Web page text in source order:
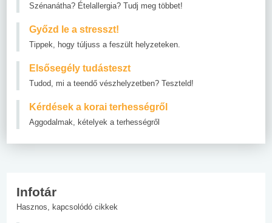
Szénanátha? Ételallergia? Tudj meg többet!
Győzd le a stresszt!
Tippek, hogy túljuss a feszült helyzeteken.
Elsősegély tudásteszt
Tudod, mi a teendő vészhelyzetben? Teszteld!
Kérdések a korai terhességről
Aggodalmak, kételyek a terhességről
Infotár
Hasznos, kapcsolódó cikkek